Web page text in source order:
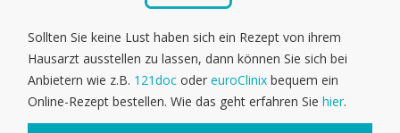
Sollten Sie keine Lust haben sich ein Rezept von ihrem
Hausarzt ausstellen zu lassen, dann können Sie sich bei
Anbietern wie z.B. 121doc odereuroClinix bequem ein
Online-Rezept bestellen. Wie das geht erfahren Siehier.